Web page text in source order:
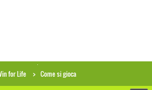
for Life Come si gioca